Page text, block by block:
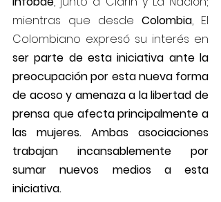
mientras que desde Colombia, El
ser parte de esta iniciativa ante la
preocupación por esta nueva forma
de acoso y amenaza a la libertad de
prensa que afecta principalmente a
las mujeres. Ambas asociaciones
trabajan incansablemente por
sumar nuevos medios a esta
iniciativa.